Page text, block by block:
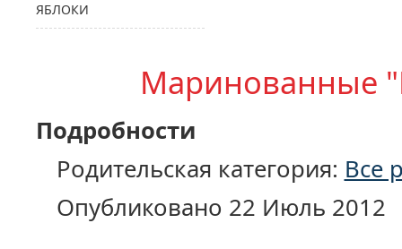
ЯБЛОКИ
Маринованные
Подробности
Родительская категория: Все
Опубликовано 22 Июль 2012